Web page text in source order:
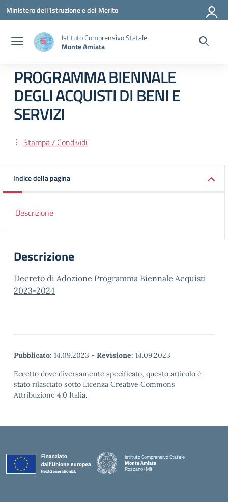
Vai ai contenuti
Vai al menu di navigazione
Vai al footer
Ministero dell'Istruzione e del Merito
Istituto Comprensivo Statale
Monte Amiata
PROGRAMMA BIENNALE
DEGLI ACQUISTI DI BENI E
SERVIZI
Stampa / Condividi
Indice della pagina
Descrizione
Descrizione
Decreto di Adozione Programma Biennale Acquisti
2023-2024
Pubblicato: 14.09.2023 - Revisione: 14.09.2023
Eccetto dove diversamente specificato, questo articolo è
stato rilasciato sotto Licenza Creative Commons
Attribuzione 4.0 Italia.
Istituto Comprensivo Statale
Monte Amiata
Rozzano (MI)